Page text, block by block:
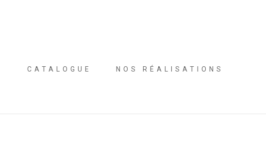
CATALOGUE NOS RÉALISATIONS